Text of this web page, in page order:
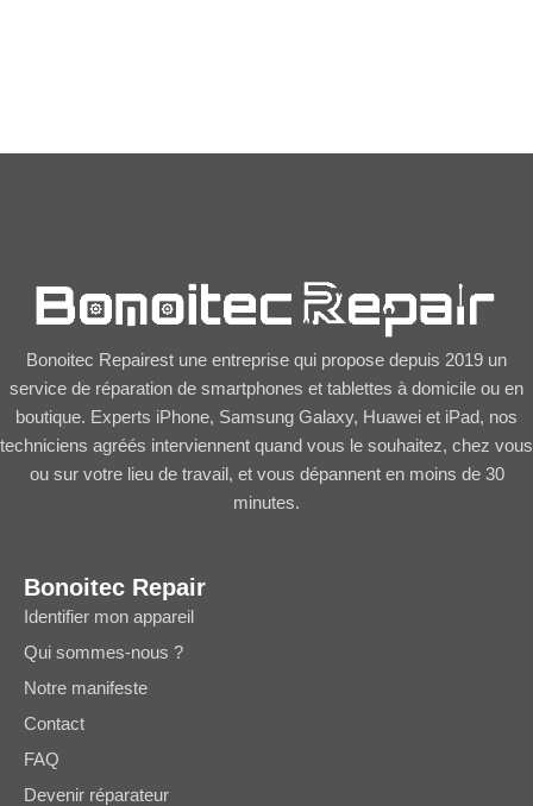
4G
Bonoitec Repairest une entreprise qui propose depuis 2019 un
service de réparation de smartphones et tablettes à domicile ou en
boutique. Experts iPhone, Samsung Galaxy, Huawei et iPad, nos
techniciens agréés interviennent quand vous le souhaitez, chez vous
ou sur votre lieu de travail, et vous dépannent en moins de 30
minutes.
Bonoitec Repair
Identifier mon appareil
Qui sommes-nous ?
Notre manifeste
Contact
FAQ
Devenir réparateur